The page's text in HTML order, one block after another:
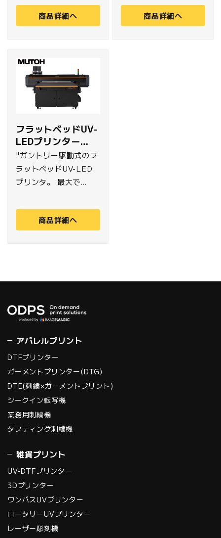
商品詳細へ 商品詳細へ
フラットベッドUV-
LEDプリンター
MUTOH
"ガントリー駆動式のフ
ラットベッドUV-LED
プリンタ。 最大で
厚さ150mm、重量
50kg/㎡のメディアに
トヘッドが、2レイヤー
極限まで精度を高めた
高剛性ボディと
MUTOH独自のアルミ
レール構造による高い
インク着弾精度で、安
定した高画質印刷を可
商品詳細へ
アパレルプリント
DTFプリンター
ガーメントプリンター(DTG)
DTE(刺繍×ガーメントプリント)
シークイン転写機
業務用刺繍機
タフティング刺繍機
雑貨プリント
UV-DTFプリンター
3Dプリンター
ワンパスUVプリンター
ロータリーUVプリンター
レーザー彫刻機